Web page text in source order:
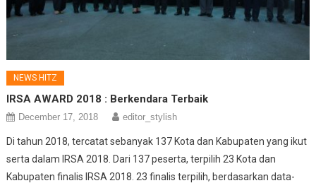
NEWS HITZ
IRSA AWARD 2018 : Berkendara Terbaik
December 17, 2018 editor_stylish
Di tahun 2018, tercatat sebanyak 137 Kota dan Kabupaten yang ikut
serta dalam IRSA 2018. Dari 137 peserta, terpilih 23 Kota dan
Kabupaten finalis IRSA 2018. 23 finalis terpilih, berdasarkan data-